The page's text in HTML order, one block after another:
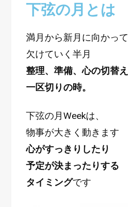
下弦の月とは
満月から新月に向かって
欠けていく半月
整理、準備、心の切替え
一区切りの時。
下弦の月Weekは、
物事が大きく動きます
心がすっきりしたり
予定が決まったりする
タイミングです